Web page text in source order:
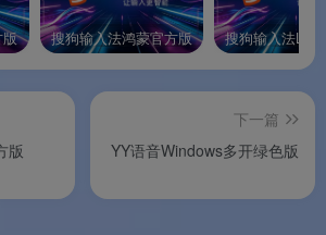
别率 98%：基于腾讯混元语音大模
：多端剪贴板共享，告别微信
”
场景广告
：键盘广告、开屏广告一键
版 搜狗输入法鸿蒙官方版
版
下一篇
YY语音Windows多开绿色版